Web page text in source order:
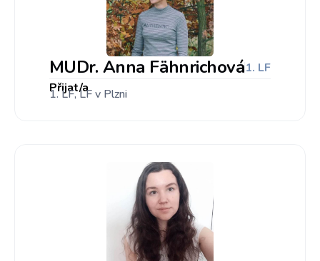
MUDr. Anna Fähnrichová1. LF
Přijat/a
1. LF, LF v Plzni